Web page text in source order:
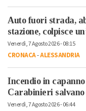
Auto fuori strada,
stazione, colpisce
Venerdì, 7 Agosto 2026 - 08:15
CRONACA-ALESSANDRIA
Incendio in
Carabinieri
Venerdì, 7 Agosto 2026 - 06:44